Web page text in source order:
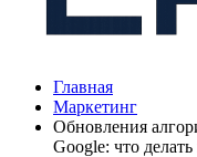
Главная
Маркетинг
Обновления
Google: что